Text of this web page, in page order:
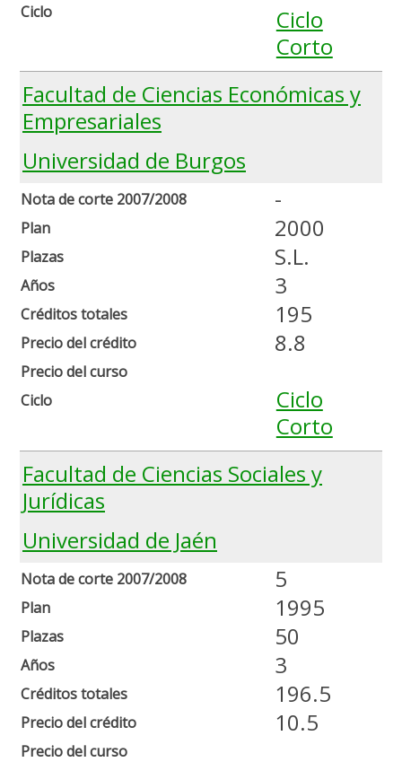
Ciclo
Ciclo
Corto
Facultad de Ciencias Económicas y
Empresariales
Universidad de Burgos
Nota de corte 2007/2008
Plan
Plazas
Años
Créditos totales
Precio del crédito
Precio del curso
Ciclo
-
2000
S.L.
3
195
8.8
Ciclo
Corto
Facultad de Ciencias Sociales y
Jurídicas
Universidad de Jaén
Nota de corte 2007/2008
Plan
Plazas
Años
Créditos totales
Precio del crédito
Precio del curso
5
1995
50
3
196.5
10.5